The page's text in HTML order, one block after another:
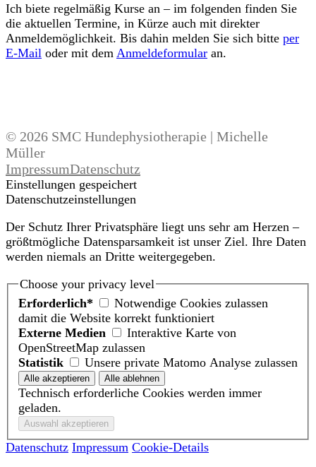
Ich biete regelmäßig Kurse an – im folgenden finden Sie
die aktuellen Termine, in Kürze auch mit direkter
Anmeldemöglichkeit. Bis dahin melden Sie sich bitte per
E-Mail oder mit dem Anmeldeformular an.
© 2026 SMC Hundephysiotherapie | Michelle
Müller
ImpressumDatenschutz
Einstellungen gespeichert
Datenschutzeinstellungen
Der Schutz Ihrer Privatsphäre liegt uns sehr am Herzen –
größtmögliche Datensparsamkeit ist unser Ziel. Ihre Daten
werden niemals an Dritte weitergegeben.
Choose your privacy level
Erforderlich*
Notwendige Cookies zulassen
damit die Website korrekt funktioniert
Externe Medien
Interaktive Karte von
OpenStreetMap zulassen
Statistik
Unsere private Matomo Analyse zulassen
Technisch erforderliche Cookies werden immer
geladen.
Datenschutz Impressum Cookie-Details